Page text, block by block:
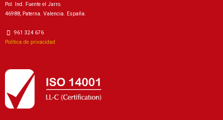
Pol. Ind. Fuente el Jarro.
46988, Paterna. Valencia. España.
961 324 676
Política de privacidad